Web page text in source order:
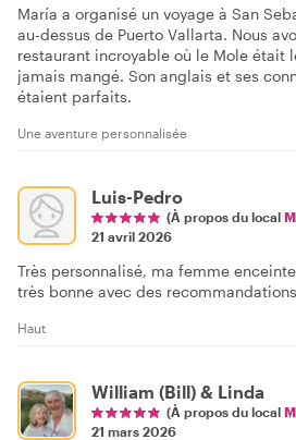
María a organisé un voyage à San
au-dessus de Puerto Vallarta. Nous
restaurant incroyable où le Mole était
jamais mangé. Son anglais et ses
étaient parfaits.
Une aventure personnalisée
Luis-Pedro
(À propos du local
21 avril 2026
Très personnalisé, ma femme
très bonne avec des
Haut
William (Bill) & Linda
(À propos du local
21 mars 2026